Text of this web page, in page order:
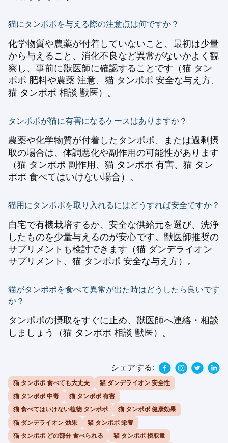
猫にタンポポを与える際の注意点は何ですか？
化学物質や農薬が付着していないこと、最初は少量
から与えること、消化不良など異常がないかよく観
察し、事前に獣医師に確認することです（猫 タン
ポポ 肥料や農薬 注意、猫 タンポポ 安全な与え方、
猫 タンポポ 相談 獣医）。
タンポポが猫に有害になるケースはありますか？
農薬や化学物質が付着したタンポポ、または過剰摂
取の場合は、体調悪化や副作用の可能性があります
（猫 タンポポ 副作用、猫 タンポポ 有害、猫 タン
ポポ 食べてはいけない場合）。
猫用にタンポポを取り入れるにはどうすれば安全ですか？
自宅で有機栽培するか、安全な供給元を選び、洗浄
したものを少量与えるのが安心です。獣医師推奨の
サプリメントも検討できます（猫 ダンデライオン
サプリメント、猫 タンポポ 安全な与え方）。
猫がタンポポを食べて異常が出た時はどうしたら良いです
か？
タンポポの摂取をすぐに止め、獣医師へ連絡・相談
しましょう（猫 タンポポ 相談 獣医）。
シェアする:
猫 タンポポ 食べても大丈夫
猫 ダンデライオン 安全性
猫 タンポポ 中毒
猫 タンポポ 有害
猫 食べてはいけない植物 タンポポ
猫 タンポポ 健康効果
猫 ダンデライオン 効果
猫 タンポポ 栄養
猫 タンポポ どの部分 食べられる
猫 タンポポ 摂取量